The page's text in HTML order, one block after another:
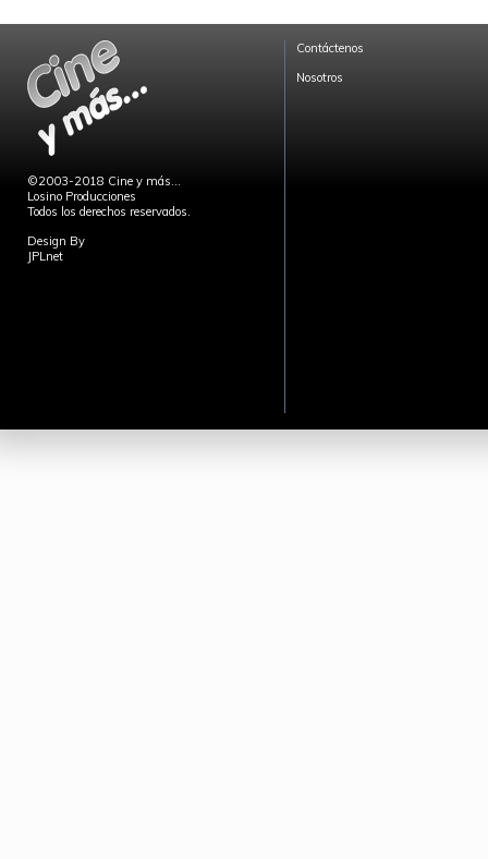
©2003-2018 Cine y más...
Losino Producciones
Todos los derechos reservados.
Design By
JPLnet
Contáctenos
Nosotros